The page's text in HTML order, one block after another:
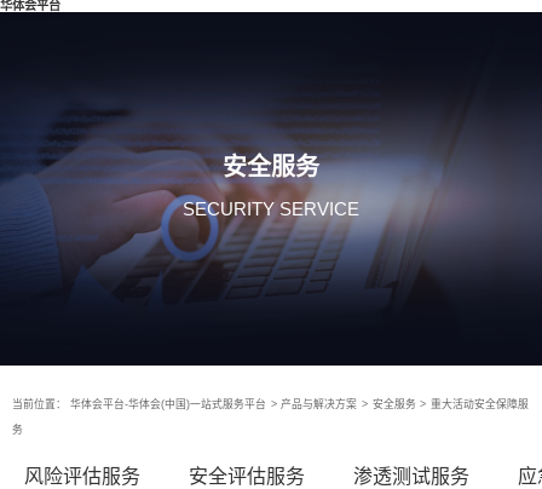
华体会平台
安全服务
SECURITY SERVICE
当前位置： 华体会平台-华体会(中国)一站式服务平台 > 产品与解决方案 > 安全服务 > 重大活动安全保障服
务
风险评估服务 安全评估服务 渗透测试服务 应